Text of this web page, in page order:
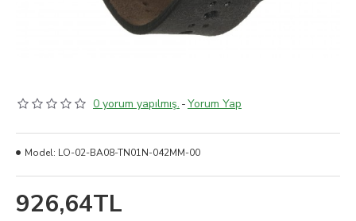
0 yorum yapılmış. -Yorum Yap
926,64TL
Model: LO-02-BA08-TN01N-042MM-00